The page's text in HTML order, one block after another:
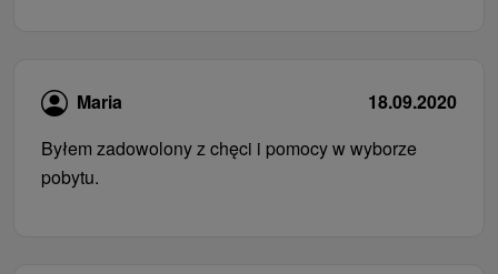
Maria
18.09.2020
Byłem zadowolony z chęci i pomocy w wyborze
pobytu.